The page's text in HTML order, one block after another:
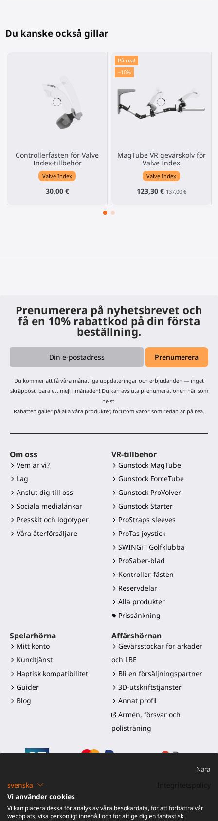
Du kanske också gillar
Controllerfästen för Valve
Index-tillbehör
Valve Index
30,00 €
På rea!
−10%
MagTube VR gevärskolv för
Valve Index
Valve Index
123,30 € 137,00 €
Prenumerera på nyhetsbrevet och
få en 10% rabattkod på din första
beställning.
Du kommer att få våra månatliga uppdateringar och erbjudanden — inget
skräppost, bara ett mejl i månaden! Du kan avsluta prenumerationen när som
helst.
Rabatten gäller på alla våra produkter, förutom varor som redan är på rea.
Om oss
Vem är vi?
Lag
Anslut dig till oss
Sociala medialänkar
Presskit och logotyper
Våra återförsäljare
VR-tillbehör
Gunstock MagTube
Gunstock ForceTube
Gunstock ProVolver
Gunstock Starter
ProStraps sleeves
ProTas joystick
SWINGiT Golfklubba
ProSaber-blad
Kontroller-fästen
Reservdelar
Alla produkter
Prissänkning
Spelarhörna
Mitt konto
Kundtjänst
Haptisk kompatibilitet
Guider
Blog
Affärshörnan
Gevärsstockar för arkader
och LBE
Bli en försäljningspartner
3D-utskriftstjänster
Annat profil
Armén, försvar och
polisträning
©2016-2026 - ProTubeVR™
tullar|Garanti|Retur och återbetalning
Nära
svenska
Vi använder cookies
Vi kan placera dessa för analys av våra besökardata, för att förbättra vår
webbplats, visa personligt innehåll och för att ge dig en fantastisk